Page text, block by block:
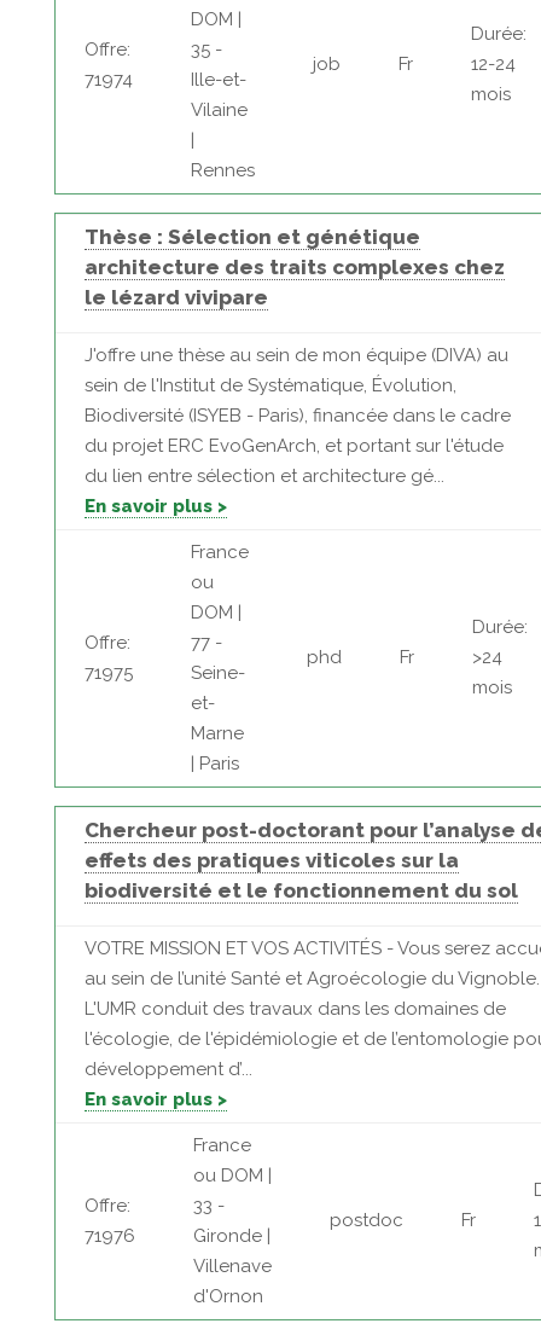
Offre:
71974
DOM |
35 -
Ille-et-
Vilaine
|
Rennes
job Fr
Durée:
12-24
mois
Thèse : Sélection et génétique
architecture des traits complexes chez
le lézard vivipare
J'offre une thèse au sein de mon équipe (DIVA) au
sein de l'Institut de Systématique, Évolution,
Biodiversité (ISYEB - Paris), financée dans le cadre
du projet ERC EvoGenArch, et portant sur l'étude
du lien entre sélection et architecture gé...
En savoir plus >
Offre:
71975
France
ou
DOM |
77 -
Seine-
et-
Marne
| Paris
phd Fr
Durée:
>24
mois
Chercheur post-doctorant pour l’analyse
effets des pratiques viticoles sur la
biodiversité et le fonctionnement du sol
VOTRE MISSION ET VOS ACTIVITÉS - Vous serez
au sein de l’unité Santé et Agroécologie du Vignoble.
L'UMR conduit des travaux dans les domaines de
l'écologie, de l'épidémiologie et de l’entomologie
développement d’...
En savoir plus >
Offre:
71976
France
ou DOM |
33 -
Gironde |
Villenave
d'Ornon
postdoc Fr